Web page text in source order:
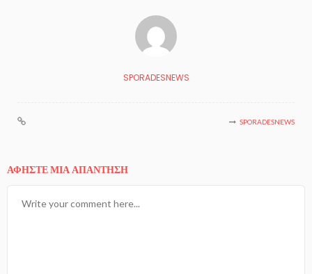
SPORADESNEWS
SPORADESNEWS
ΑΦΉΣΤΕ ΜΙΑ ΑΠΆΝΤΗΣΗ